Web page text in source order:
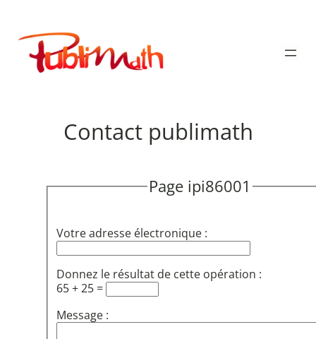
contenu
Publimath
Contact publimath
Page ipi86001
Votre adresse électronique :
Donnez le résultat de cette opération :
65 + 25 =
Message :